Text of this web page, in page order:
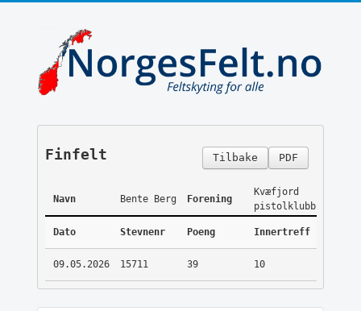
PDF
Tilbake
Finfelt
Navn Bente Berg Forening
Kvæfjord
pistolklubb
Dato Stevnenr Poeng Innertreff
09.05.2026 15711 39 10